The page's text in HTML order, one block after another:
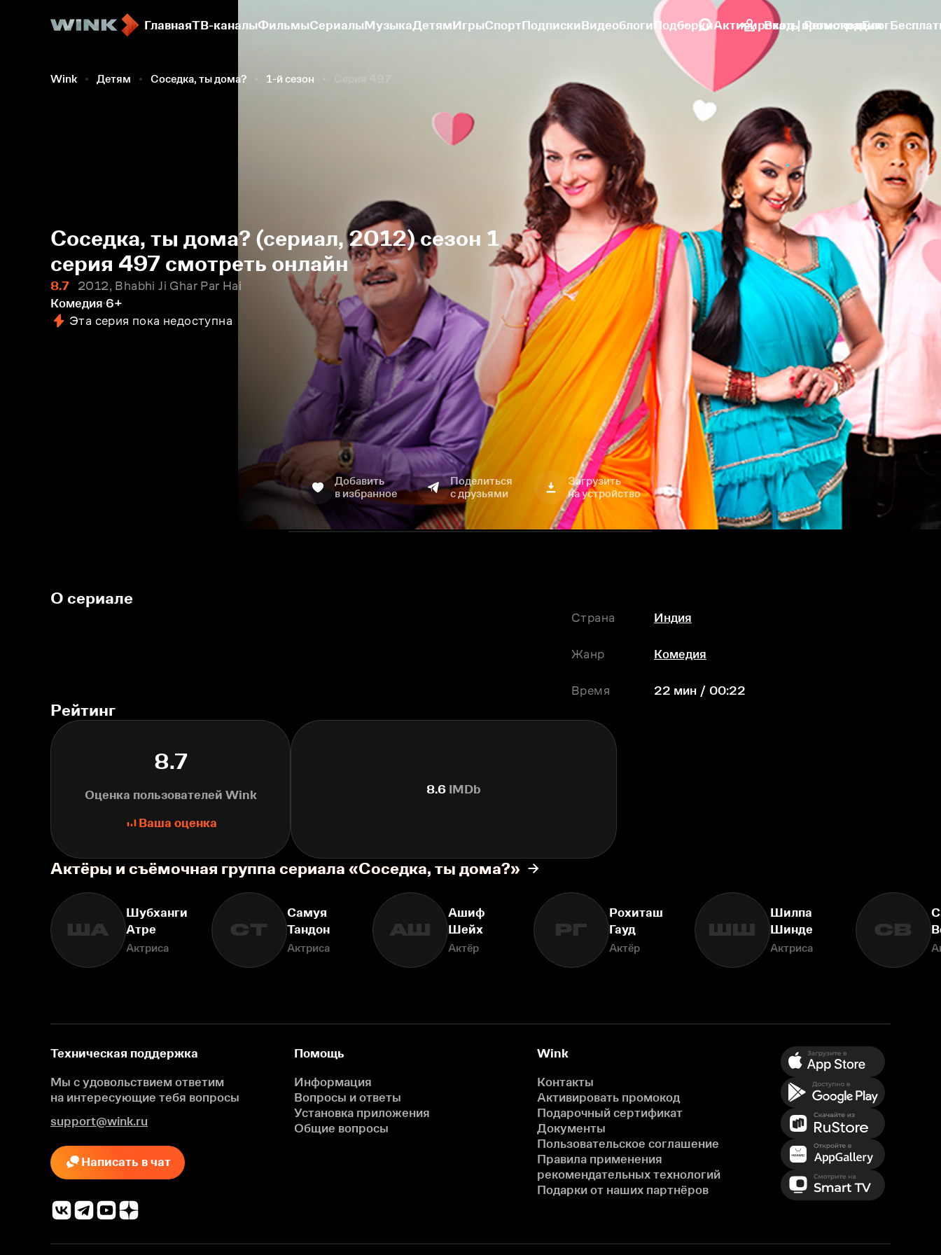
ГлавнаяТВ-каналыФильмыСериалыМузыкаДетямИгрыСпортПодпискиВидеоблогиПодборкиАктивировать промокодБлог
Вход | Регистрация
Wink Детям Соседка, ты дома? 1-й сезон
Соседка, ты дома? (сериал, 2012) сезон 1
серия 497 смотреть онлайн
8.7
2012, Bhabhi Ji Ghar Par Hai
Комедия 6+
Эта серия пока недоступна
Добавить
в избранное
Поделиться
с друзьями
Загрузить
на устройство
О сериале
Страна Индия
Жанр Комедия
Время 22 мин / 00:22
Рейтинг
8.7
Оценка пользователей Wink
Ваша оценка
8.6IMDb
Актёры и съёмочная группа сериала «Соседка, ты дома?»
ША
Шубханги
Атре
Актриса
СТ
Самуя
Тандон
Актриса
АШ
Ашиф
Шейх
Актёр
РГ
Рохиташ
Гауд
Актёр
ШШ
Шилпа
Шинде
Актриса
СВ
Техническая поддержка
Мы с удовольствием ответим
на интересующие тебя вопросы
support@wink.ru
Написать в чат
Помощь
Информация
Вопросы и ответы
Установка приложения
Общие вопросы
Wink
Контакты
Активировать промокод
Подарочный сертификат
Документы
Пользовательское соглашение
Правила применения
рекомендательных технологий
Подарки от наших партнёров